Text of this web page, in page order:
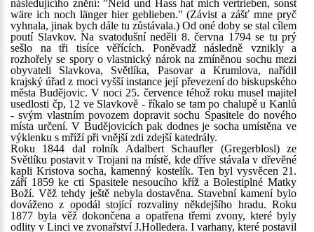
následujícího znění: "Neid und Hass hat mich vertrieben, sonst
wäre ich noch länger hier geblieben." (Závist a zášť mne pryč
vyhnala, jinak bych dále tu zůstávala.) Od oné doby se stal cílem
poutí Slavkov. Na svatodušní neděli 8. června 1794 se tu prý
sešlo na tři tisíce věřících. Poněvadž následně vznikly a
rozhořely se spory o vlastnický nárok na zmíněnou sochu mezi
obyvateli Slavkova, Světlíka, Pasovar a Krumlova, nařídil
krajský úřad z moci vyšší instance její převezení do biskupského
města Budějovic. V noci 25. července téhož roku musel majitel
usedlosti čp, 12 ve Slavkově - říkalo se tam po chalupě u Kanlů
- svým vlastním povozem dopravit sochu Spasitele do nového
místa určení. V Budějovicích pak dodnes je socha umístěna ve
výklenku s mříží při vnější zdi zdejší katedrály.
Roku 1844 dal rolník Adalbert Schaufler (Gregerblosl) ze
Světlíku postavit v Trojani na místě, kde dříve stávala v dřevěné
kapli Kristova socha, kamenný kostelík. Ten byl vysvěcen 21.
září 1859 ke cti Spasitele nesoucího kříž a Bolestiplné Matky
Boží. Věž tehdy ještě nebyla dostavěna. Stavební kamení bylo
dováženo z opodál stojící rozvaliny někdejšího hradu. Roku
1877 byla věž dokončena a opatřena třemi zvony, které byly
odlity v Linci ve zvonařství J.Holledera. I varhany, které postavil